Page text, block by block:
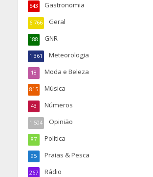
Gastronomia
543
Geral
6.766
GNR
188
Meteorologia
1.361
Moda e Beleza
18
Música
815
Números
43
Opinião
1.504
Política
87
Praias & Pesca
95
Rádio
267